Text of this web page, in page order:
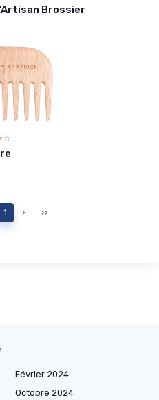
Brossier
1 › ››
Février 2024
Octobre 2024